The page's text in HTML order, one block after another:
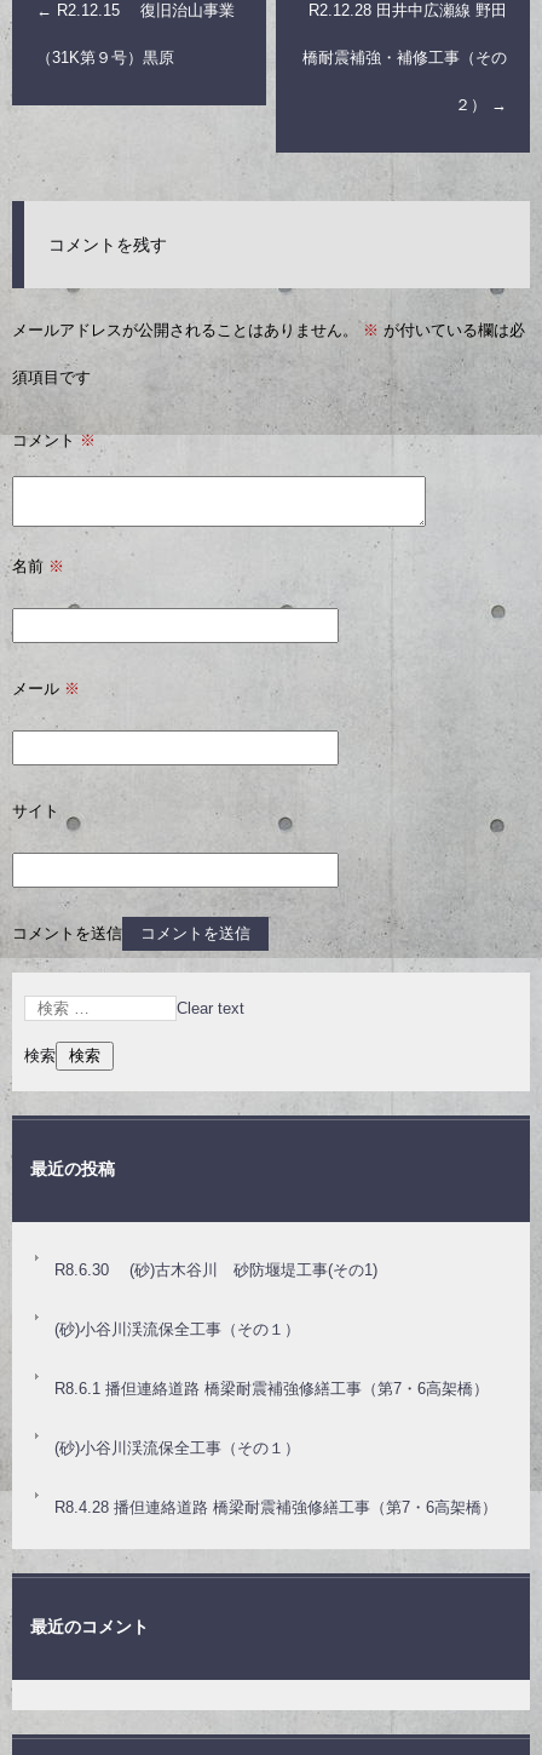
← R2.12.15 復旧治山事業
（31K第９号）黒原
R2.12.28 田井中広瀬線 野田
橋耐震補強・補修工事（その
２） →
コメントを残す
メールアドレスが公開されることはありません。 ※ が付いている欄は必
須項目です
コメント※
名前 ※
メール ※
サイト
コメントを送信
Clear text
検索
最近の投稿
R8.6.30 (砂)古木谷川 砂防堰堤工事(その1)
(砂)小谷川渓流保全工事（その１）
R8.6.1 播但連絡道路 橋梁耐震補強修繕工事（第7・6高架橋）
(砂)小谷川渓流保全工事（その１）
R8.4.28 播但連絡道路 橋梁耐震補強修繕工事（第7・6高架橋）
最近のコメント